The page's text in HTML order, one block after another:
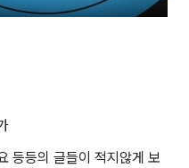
등등의 글들이 적지않게 보